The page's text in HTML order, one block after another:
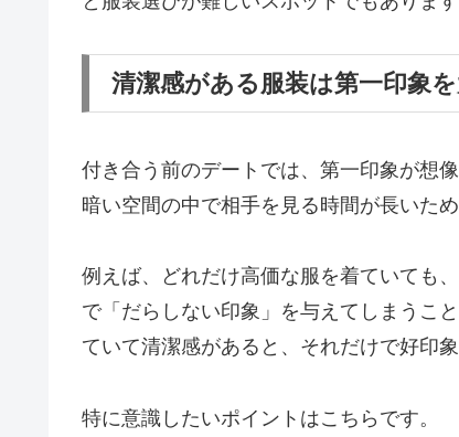
清潔感がある服装は第一印象
付き合う前のデートでは、第一印象が想
暗い空間の中で相手を見る時間が長いた
例えば、どれだけ高価な服を着ていても
で「だらしない印象」を与えてしまうこ
ていて清潔感があると、それだけで好印象
特に意識したいポイントはこちらです。